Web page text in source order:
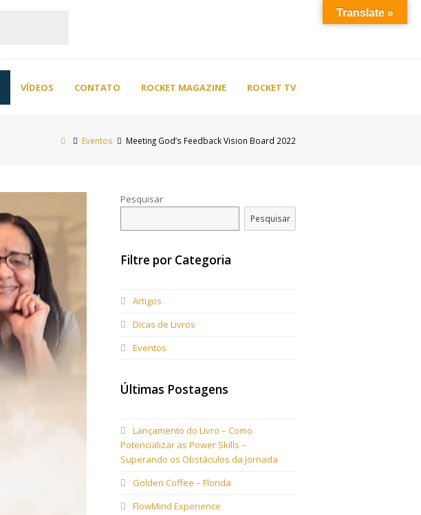
VÍDEOS CONTATO ROCKET MAGAZINE ROCKET TV
Eventos Meeting God’s Feedback Vision Board 2022
Pesquisar
Pesquisar
Filtre por Categoria
Artigos
Dicas de Livros
Eventos
Últimas Postagens
Lançamento do Livro – Como
Potencializar as Power Skills –
Superando os Obstáculos da Jornada
Golden Coffee – Florida
FlowMind Experience
Translate »